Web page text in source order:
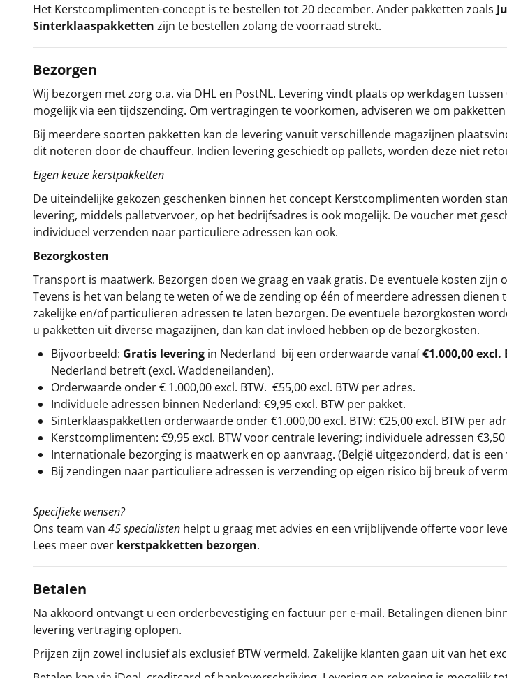
Het Kerstcomplimenten-concept is te bestellen tot 20 december. Ander pakketten zoals
Sinterklaaspakketten zijn te bestellen zolang de voorraad strekt.
Bezorgen
Wij bezorgen met zorg o.a. via DHL en PostNL. Levering vindt plaats op werkdagen
mogelijk via een tijdszending. Om vertragingen te voorkomen, adviseren we om
Bij meerdere soorten pakketten kan de levering vanuit verschillende magazijnen
dit noteren door de chauffeur. Indien levering geschiedt op pallets, worden deze niet
Eigen keuze kerstpakketten
De uiteindelijke gekozen geschenken binnen het concept Kerstcomplimenten worden
levering, middels palletvervoer, op het bedrijfsadres is ook mogelijk. De voucher met
individueel verzenden naar particuliere adressen kan ook.
Bezorgkosten
Transport is maatwerk. Bezorgen doen we graag en vaak gratis. De eventuele kosten
Tevens is het van belang te weten of we de zending op één of meerdere adressen
zakelijke en/of particulieren adressen te laten bezorgen. De eventuele bezorgkosten
u pakketten uit diverse magazijnen, dan kan dat invloed hebben op de bezorgkosten.
Bijvoorbeeld: Gratis levering in Nederland bij een orderwaarde vanaf€1.000,00 excl.
Nederland betreft (excl. Waddeneilanden).
Orderwaarde onder € 1.000,00 excl. BTW. €55,00 excl. BTW per adres.
Individuele adressen binnen Nederland: €9,95 excl. BTW per pakket.
Sinterklaaspakketten orderwaarde onder €1.000,00 excl. BTW: €25,00 excl. BTW per
Kerstcomplimenten: €9,95 excl. BTW voor centrale levering; individuele adressen €3,50
Internationale bezorging is maatwerk en op aanvraag. (België uitgezonderd, dat is een
Bij zendingen naar particuliere adressen is verzending op eigen risico bij breuk of
Specifieke wensen?
Ons team van 45 specialisten helpt u graag met advies en een vrijblijvende offerte voor
Lees meer over kerstpakketten bezorgen.
Betalen
Na akkoord ontvangt u een orderbevestiging en factuur per e-mail. Betalingen dienen
levering vertraging oplopen.
Prijzen zijn zowel inclusief als exclusief BTW vermeld. Zakelijke klanten gaan uit van het